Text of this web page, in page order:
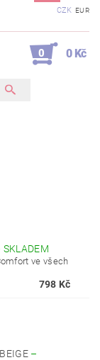
CZK EUR
0 0 Kč
SKLADEM
ve všech
798 Kč
–